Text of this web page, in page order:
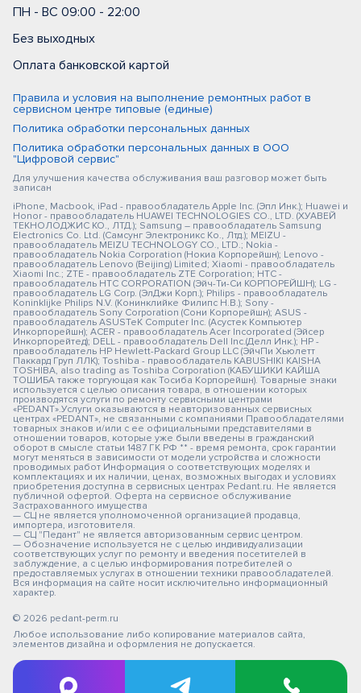
ПН - ВС 09:00 - 22:00
Без выходных
Оплата банковской картой
Правила и условия на выполнение ремонтных работ в
сервисном центре типовые (единые)
Политика обработки персональных данных
Политика обработки персональных данных в ООО
"Цифровой сервис"
Для улучшения качества обслуживания ваш разговор может быть
записан
iPhone, Macbook, iPad - правообладатель Apple Inc. (Эпл Инк.); Huawei и
Honor - правообладатель HUAWEI TECHNOLOGIES CO., LTD. (ХУАВЕЙ
ТЕКНОЛОДЖИС КО., ЛТД.); Samsung – правообладатель Samsung
Electronics Co. Ltd. (Самсунг Электроникс Ко., Лтд.); MEIZU -
правообладатель MEIZU TECHNOLOGY CO., LTD.; Nokia -
правообладатель Nokia Corporation (Нокиа Корпорейшн); Lenovo -
правообладатель Lenovo (Beijing) Limited; Xiaomi - правообладатель
Xiaomi Inc.; ZTE - правообладатель ZTE Corporation; HTC -
правообладатель HTC CORPORATION (Эйч-Ти-Си КОРПОРЕЙШН); LG -
правообладатель LG Corp. (ЭлДжи Корп.); Philips - правообладатель
Koninklijke Philips N.V. (Конинклийке Филипс Н.В.); Sony -
правообладатель Sony Corporation (Сони Корпорейшн); ASUS -
правообладатель ASUSTeK Computer Inc. (Асустек Компьютер
Инкорпорейшн); ACER - правообладатель Acer Incorporated (Эйсер
Инкорпорейтед); DELL - правообладатель Dell Inc.(Делл Инк.); HP -
правообладатель HP Hewlett-Packard Group LLC (ЭйчПи Хьюлетт
Паккард Груп ЛЛК); Toshiba - правообладатель KABUSHIKI KAISHA
TOSHIBA, also trading as Toshiba Corporation (КАБУШИКИ КАЙША
ТОШИБА также торгующая как Тосиба Корпорейшн). Товарные знаки
используется с целью описания товара, в отношении которых
производятся услуги по ремонту сервисными центрами
«PEDANT».Услуги оказываются в неавторизованных сервисных
центрах «PEDANT», не связанными с компаниями Правообладателями
товарных знаков и/или с ее официальными представителями в
отношении товаров, которые уже были введены в гражданский
оборот в смысле статьи 1487 ГК РФ ** - время ремонта, срок гарантии
могут меняться в зависимости от модели устройства и сложности
проводимых работ Информация о соответствующих моделях и
комплектациях и их наличии, ценах, возможных выгодах и условиях
приобретения доступна в сервисных центрах Pedant.ru. Не является
публичной офертой. Оферта на сервисное обслуживание
Застрахованного имущества
— СЦ не является уполномоченной организацией продавца,
импортера, изготовителя.
— СЦ "Педант" не является авторизованным сервис центром.
— Обозначение используется не с целью индивидуализации
соответствующих услуг по ремонту и введения посетителей в
заблуждение, а с целью информирования потребителей о
предоставляемых услугах в отношении техники правообладателей.
Вся информация на сайте носит исключительно информационный
характер.
© 2026 pedant-perm.ru
Любое использование либо копирование материалов сайта,
элементов дизайна и оформления не допускается.